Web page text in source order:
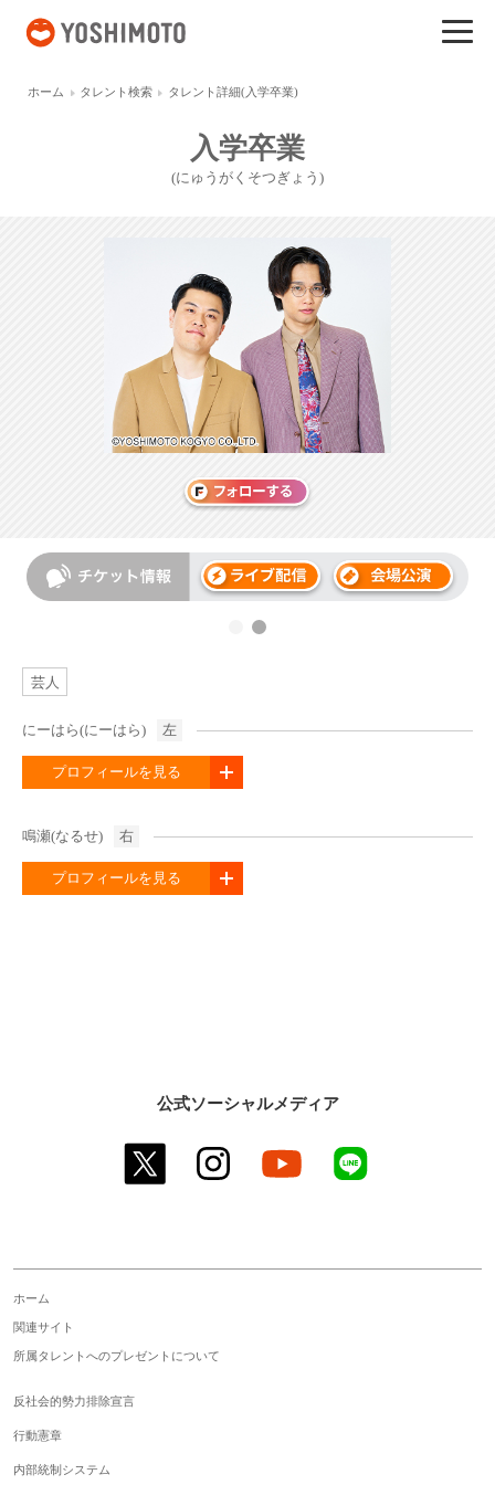
ホーム タレント検索 タレント詳細(入学卒業)
入学卒業
(にゅうがくそつぎょう)
芸人
にーはら(にーはら) 左
プロフィールを見る
鳴瀬(なるせ) 右
プロフィールを見る
公式ソーシャルメディア
twitter instagram youtube
ホーム
関連サイト
所属タレントへのプレゼントについて
反社会的勢力排除宣言
行動憲章
内部統制システム